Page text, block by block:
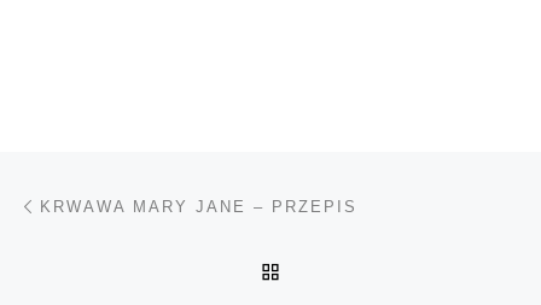
Nawigacja wpisu
KRWAWA MARY JANE – PRZEPIS